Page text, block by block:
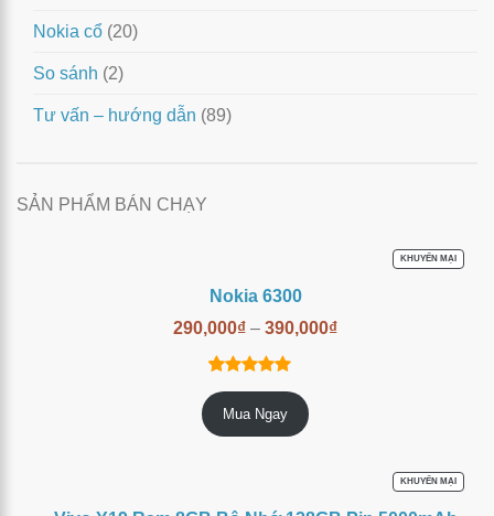
Nokia cổ (20)
So sánh (2)
Tư vấn – hướng dẫn (89)
SẢN PHẨM BÁN CHẠY
Nokia 6300
KHUYẾN MẠISẢN
PHẨM
290,000₫ – 390,000₫
4.86trên
5 dựa trên
14
Mua Ngay
KHUYẾN MẠISẢN
PHẨM